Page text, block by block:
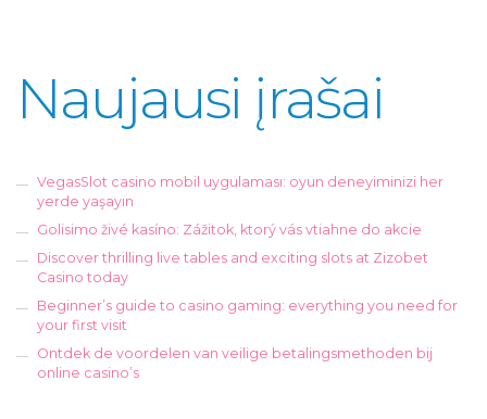
Naujausi įrašai
VegasSlot casino mobil uygulaması: oyun deneyiminizi her
yerde yaşayın
Golisimo živé kasíno: Zážitok, ktorý vás vtiahne do akcie
Discover thrilling live tables and exciting slots at Zizobet
Casino today
Beginner’s guide to casino gaming: everything you need for
your first visit
Ontdek de voordelen van veilige betalingsmethoden bij
online casino’s